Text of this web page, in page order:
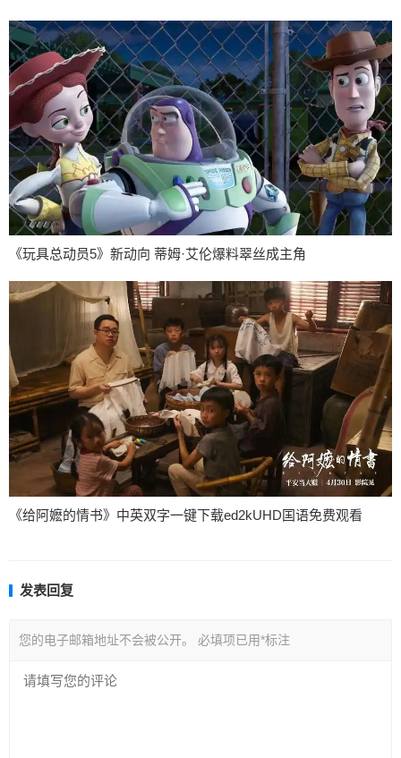
《玩具总动员5》新动向 蒂姆·艾伦爆料翠丝成主角
《给阿嬷的情书》中英双字一键下载ed2kUHD国语免费观看
发表回复
您的电子邮箱地址不会被公开。 必填项已用*标注